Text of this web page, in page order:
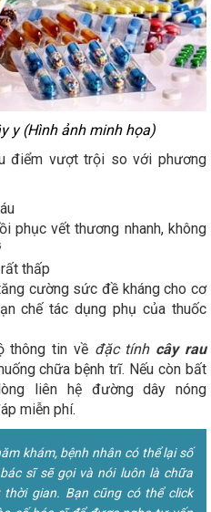
y (Hình ảnh minh họa)
điểm vượt trội so với phương
phục vết thương nhanh, không
thấp
cường sức đề kháng cho cơ
chế tác dụng phụ của thuốc
thông tin về đặc tính cây rau
chữa bệnh trĩ. Nếu còn bất
liên hệ đường dây nóng
miễn phí.
khám, bệnh nhân có thể lại số
sĩ sẽ gọi và nói luôn là chữa
gian. Bạn cũng có thể click